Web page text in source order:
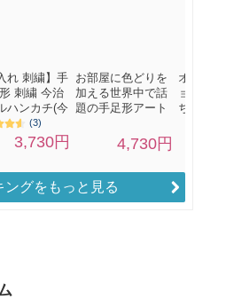
ングをもっと見る